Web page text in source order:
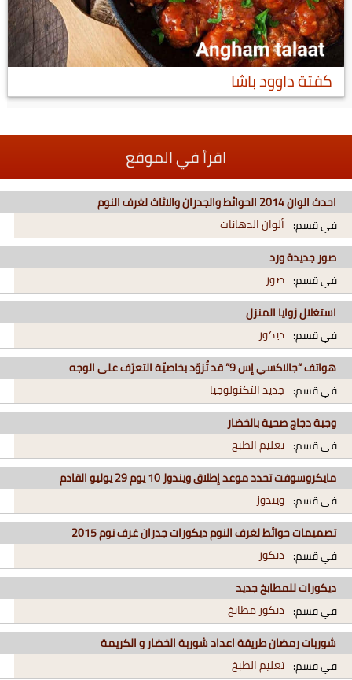
كفتة داوود باشا
اقرأ في الموقع
احدث الوان 2014 الحوائط والجدران والاثاث لغرف النوم
في قسم: ألوان الدهانات
صور جديدة ورد
في قسم: صور
استغلال زوايا المنزل
في قسم: ديكور
هواتف “جالاكسي إس 9” قد تُزوّد بخاصيّة التعرّف على الوجه
في قسم: جديد التكنولوجيا
وجبة دجاج صحية بالخضار
في قسم: تعليم الطبخ
مايكروسوفت تحدد موعد إطلاق ويندوز 10 يوم 29 يوليو القادم
في قسم: ويندوز
تصميمات حوائط لغرف النوم ديكورات جدران غرف نوم 2015
في قسم: ديكور
ديكورات للمطابخ جديد
في قسم: ديكور مطابخ
شوربات رمضان طريقة اعداد شوربة الخضار و الكريمة
في قسم: تعليم الطبخ